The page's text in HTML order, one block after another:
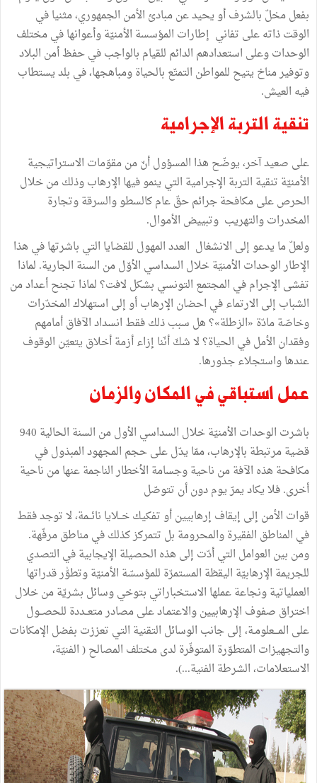
بفعلمخلّ بالشرفأويحيدعنمبادئ الأمن الجمهوري،مثنيافي
الوقتذاتهعلى تفاني إطارات المؤسسة الأمنيّةوأعوانهافيمختلف
الوحداتوعلى استعدادهم الدائم للقيام بالواجبفيحفظأمن البلاد
وتوفيرمناخ يتيح للمواطن التمتّع بالحياةومباهجها،في بلديستطاب
فيه العيش.
تنقية التربة الإجرامية
على صعيدآخر،يوضّح هذا المسؤولأنّمنمقوّمات الاستراتيجية
الأمنيّة تنقية التربة الإجرامية التي ينموفيها الإرهابوذلكمنخلال
الحرصعلىمكافحةجرائمحقّعامكالسطووالسرقةوتجارة
المخدراتوالتهريب وتبييض الأموال.
ولعلّما يدعوإلى الانشغال العددالمهول للقضايا التي باشرتهافي هذا
الإطارالوحدات الأمنيّةخلال السداسي الأوّلمن السنة الجارية. لماذا
تفشى الإجرامفي المجتمع التونسي بشكل لافت؟لماذا تجنحأعدادمن
الشباب إلى الارتماءفي احضان الإرهابأوإلى استهلاكالمخدّرات
وخاصّةمادّة «الزطلة»؟هل سببذلكفقط انسدادالآفاقأمامهم
وفقدان الأملفي الحياة؟لاشكّأنّنا إزاءأزمةأخلاق يتعيّن الوقوف
عندهاواستجلاءجذورها.
عمل استباقي في المكان والزمان
باشرت الوحدات الأمنيّةخلال السداسي الأولمن السنة الحالية 940
قضيةمرتبطة بالإرهاب،ممّا يدّلعلىحجم المجهود المبذولفي
مكافحة هذه الآفةمن ناحية وجسامة الأخطارالناجمةعنهامن ناحية
أخرى.فلايكاديمرّيومدونأن تتوصّل
قوات الأمن إلى إيقاف إرهابيينأوتفكيكخــلايا نائــمة،لاتوجدفقط
في المناطق الفقيرةوالمحرومة بل تتمركزكذلكفيمناطقمرفّهة.
ومن بين العوامل التيأدّت إلى هذه الحصيلة الإيجابيةفي التصدي
للجريمة الإرهابيّة اليقظة المستمرّة للمؤسسّة الأمنيّةوتطوّٰرقدراتها
العملياتيةونجاعةعملها الاستخباراتي بتوخيوسائل بشريّةمنخلال
اختراق صفوف الإرهابيينوالاعتمـادعلىمصادرمتعــددة للحصــول
على المـــعلومـة،إلىجانب الوسائل التقنية التي تعززت بفضل الإمكانات
والتجهيزات المتطوّرة المتوفّرة لدىمختلف المصالح(الفنيّة،
الاستعلامات،الشرطة الفنية...).